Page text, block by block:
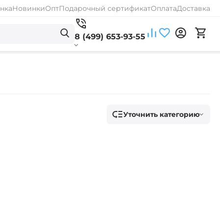
НовинкиОптПодарочный сертификатОплатаДоставка
8 (499) 653-93-55
Уточнить категорию